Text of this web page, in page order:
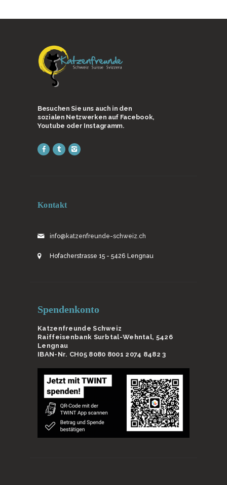
Besuchen Sie uns auch in den
sozialen Netzwerken auf Facebook,
Youtube oder Instagramm.
Kontakt
info@katzenfreunde-schweiz.ch
Hofacherstrasse 15 - 5426 Lengnau
Spendenkonto
Katzenfreunde Schweiz
Raiffeisenbank Surbtal-Wehntal, 5426
Lengnau
IBAN-Nr. CH05 8080 8001 2074 8482 3